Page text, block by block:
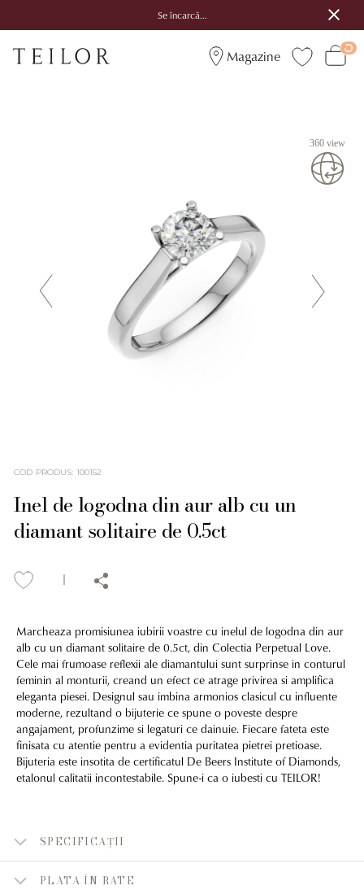
Se încarcă...
Magazine
360 view
COD PRODUS: 100152
Inel de logodna din aur alb cu un
diamant solitaire de 0.5ct
Marcheaza promisiunea iubirii voastre cu inelul de logodna din aur
alb cu un diamant solitaire de 0.5ct, din Colectia Perpetual Love.
Cele mai frumoase reflexii ale diamantului sunt surprinse in conturul
feminin al monturii, creand un efect ce atrage privirea si amplifica
eleganta piesei. Designul sau imbina armonios clasicul cu influente
moderne, rezultand o bijuterie ce spune o poveste despre
angajament, profunzime si legaturi ce dainuie. Fiecare fateta este
finisata cu atentie pentru a evidentia puritatea pietrei pretioase.
Bijuteria este insotita de certificatul De Beers Institute of Diamonds,
etalonul calitatii incontestabile. Spune-i ca o iubesti cu TEILOR!
SPECIFICAȚII
PLATA ÎN RATE